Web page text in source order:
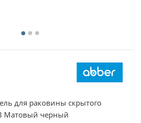
для раковины скрытого
Матовый черный